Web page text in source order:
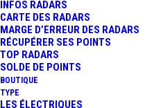
INFOS RADARS
CARTE DES RADARS
MARGE D’ERREUR DES RADARS
RÉCUPÉRER SES POINTS
TOP RADARS
SOLDE DE POINTS
BOUTIQUE
TYPE
LES ÉLECTRIQUES
4 juin 2013
PORSCHE